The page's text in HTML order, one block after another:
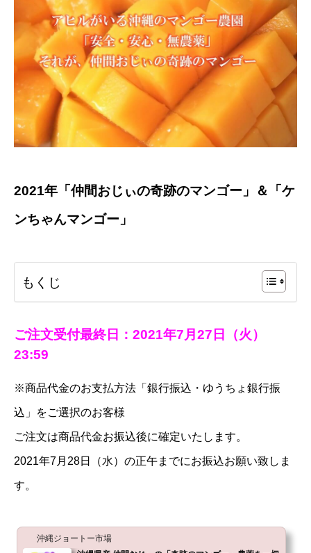
2021年「仲間おじぃの奇跡のマンゴー 」＆「ケ
ンちゃんマンゴー 」
もくじ
ご注文受付最終日： 2021年7月27日（火）
23:59
※商品代金のお支払方法「銀行振込・ゆうちょ銀行振
込」をご選択のお客様
ご注文は商品代金お振込後に確定いたします。
2021年7月28日（水）の正午までにお振込お願い致しま
す。
沖縄ジョートー市場